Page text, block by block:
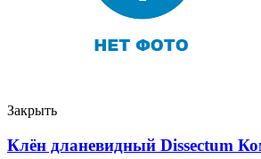
Закрыть
Клён дланевидный Dissectum